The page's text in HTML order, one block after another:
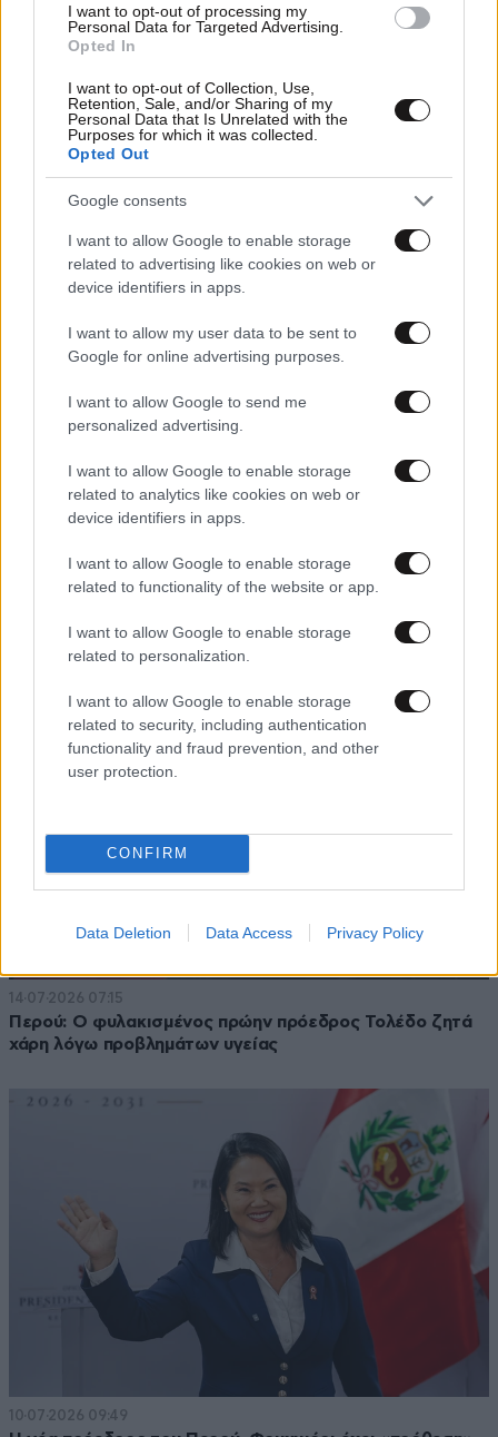
I want to opt-out of processing my
Personal Data for Targeted Advertising.
Opted In
I want to opt-out of Collection, Use,
Retention, Sale, and/or Sharing of my
Personal Data that Is Unrelated with the
Purposes for which it was collected.
Opted Out
Google consents
I want to allow Google to enable storage
related to advertising like cookies on web or
device identifiers in apps.
I want to allow my user data to be sent to
Google for online advertising purposes.
I want to allow Google to send me
personalized advertising.
I want to allow Google to enable storage
related to analytics like cookies on web or
device identifiers in apps.
I want to allow Google to enable storage
related to functionality of the website or app.
I want to allow Google to enable storage
related to personalization.
I want to allow Google to enable storage
related to security, including authentication
functionality and fraud prevention, and other
user protection.
CONFIRM
Data Deletion Data Access Privacy Policy
17·07·2026 07:05
Τραγωδία στο Περού – Τουλάχιστον 14 νεκροί μετά από
17·07·2026 06:47
Η πρωτιά Πιερρακάκη και ο Μαρινάκης | Η παγκόσμια
«κλειδώσει» μετά τη ΔΕΘ
14·07·2026 07:15
Περού: Ο φυλακισμένος πρώην πρόεδρος Τολέδο ζητά
χάρη λόγω προβλημάτων υγείας
10·07·2026 09:49